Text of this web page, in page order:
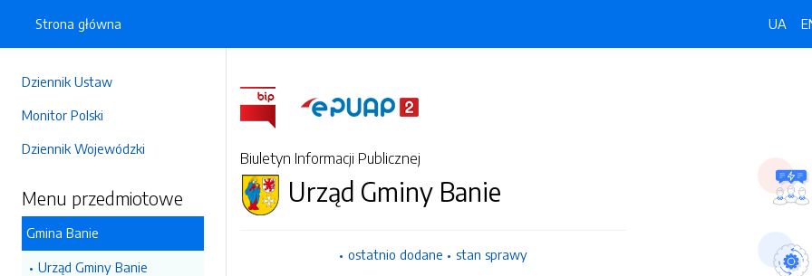
Dziennik Ustaw
Monitor Polski
Dziennik Wojewódzki
Menu przedmiotowe
Gmina Banie
Urząd Gminy Banie
Strona główna UA
Biuletyn Informacji Publicznej
Urząd Gminy Banie
ostatnio dodane stan sprawy